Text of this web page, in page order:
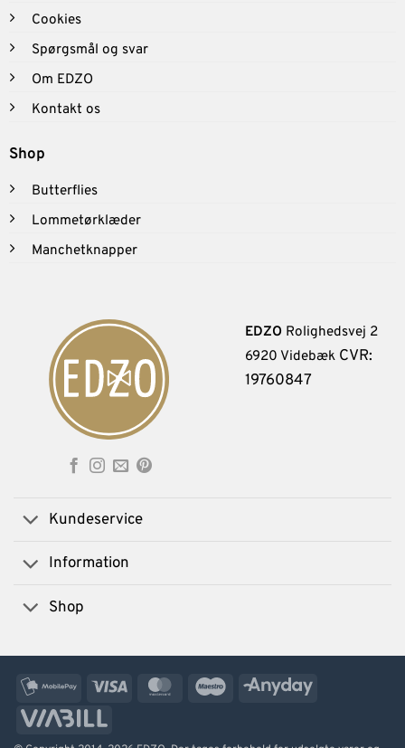
Cookies
Spørgsmål og svar
Om EDZO
Kontakt os
Shop
Butterflies
Lommetørklæder
Manchetknapper
EDZO Rolighedsvej 2
6920 Videbæk CVR:
19760847
Kundeservice
Information
Shop
MobilePayVisa MasterCardMaestro
AnyDay